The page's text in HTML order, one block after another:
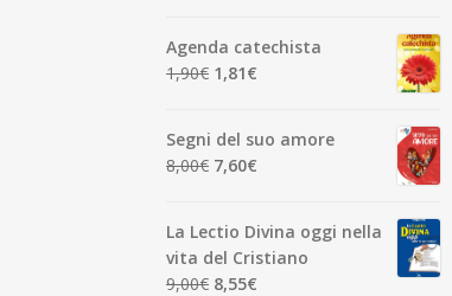
originale
era:
7,00€.
attuale
Agenda catechista
1,90€ Il
era:
1,90€.
1,81€
è:
Segni del suo amore
8,00€ Il
era:
8,00€.
7,60€
è:
7,60€.
La Lectio Divina oggi nella
vita del Cristiano
9,00€ Il
8,55€